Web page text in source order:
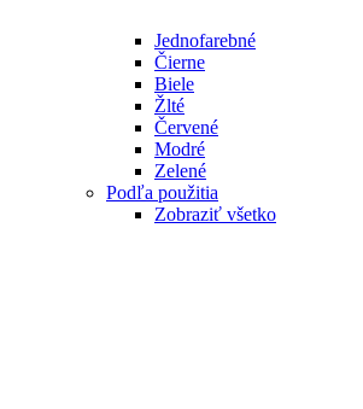
Jednofarebné
Čierne
Biele
Žlté
Červené
Modré
Zelené
Podľa použitia
Zobraziť všetko